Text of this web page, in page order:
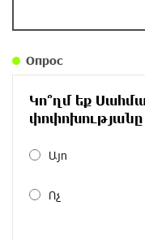
Размик
избежать
Опрос
Կո՞ղմ եք
փոփոխությանը
Այո
Ոչ